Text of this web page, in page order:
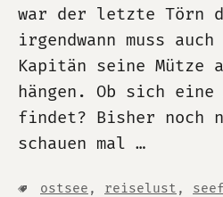
war der letzte Törn
irgendwann muss
Kapitän seine Mütze
hängen. Ob sich
findet? Bisher noch
schauen mal …
ostsee , reiselust ,